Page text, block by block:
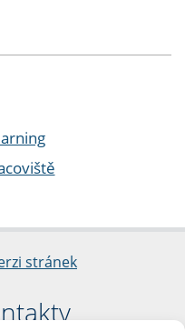
stránek